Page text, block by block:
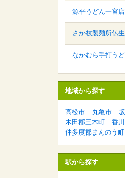
源平うどん一宮店
さか枝製麺所仏
なかむら手打う
地域から探す
高松市 丸亀市
木田郡三木町
香
仲多度郡まんのう町
駅から探す